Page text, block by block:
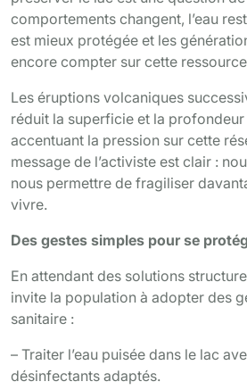
comportements changent, l’eau
est mieux protégée et les
encore compter sur cette
Les éruptions volcaniques
réduit la superficie et la profondeur
accentuant la pression sur cette
message de l’activiste est clair :
nous permettre de fragiliser
vivre.
Des gestes simples pour se
En attendant des solutions
invite la population à adopter des
sanitaire :
– Traiter l’eau puisée dans le lac
désinfectants adaptés.